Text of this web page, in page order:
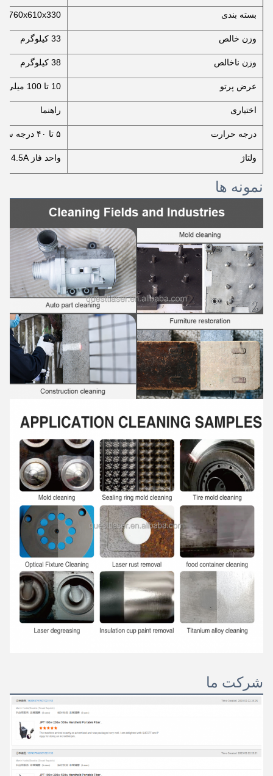
بسته بندی 760x610x330 میلی متر
وزن خالص 33 کیلوگرم
وزن ناخالص 38 کیلوگرم
عرض پرتو 10 تا 100 میلی متر
اختیاری راهنما
درجه حرارت ۵ تا ۴۰ درجه سانتیگراد
ولتاژ واحد فاز AC 220V 4.5A
نمونه ها
شرکت ما